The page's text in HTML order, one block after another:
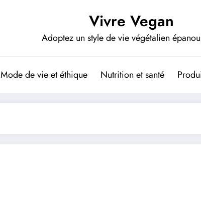
Vivre Vegan
Adoptez un style de vie végétalien
Mode de vie et éthique Nutrition et santé